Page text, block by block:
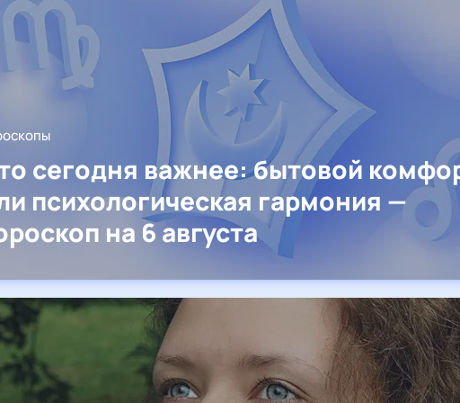
сегодня важнее: бытовой
психологическая гармония —
на 6 августа